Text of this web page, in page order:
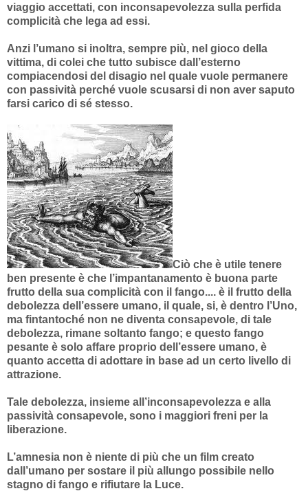
viaggio accettati, con inconsapevolezza sulla perfida
complicità che lega ad essi.
Anzi l’umano si inoltra, sempre più, nel gioco della
vittima, di colei che tutto subisce dall’esterno
compiacendosi del disagio nel quale vuole permanere
con passività perché vuole scusarsi di non aver saputo
farsi carico di sé stesso.
Ciò che è utile tenere
ben presente è che l’impantanamento è buona parte
frutto della sua complicità con il fango.... è il frutto della
debolezza dell’essere umano, il quale, si, è dentro l’Uno,
ma fintantoché non ne diventa consapevole, di tale
debolezza, rimane soltanto fango; e questo fango
pesante è solo affare proprio dell’essere umano, è
quanto accetta di adottare in base ad un certo livello di
attrazione.
Tale debolezza, insieme all’inconsapevolezza e alla
passività consapevole, sono i maggiori freni per la
liberazione.
L’amnesia non è niente di più che un film creato
dall’umano per sostare il più allungo possibile nello
stagno di fango e rifiutare la Luce.